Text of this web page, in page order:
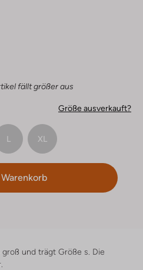
fällt größer aus
Größe ausverkauft?
L XL
und trägt Größe s. Die